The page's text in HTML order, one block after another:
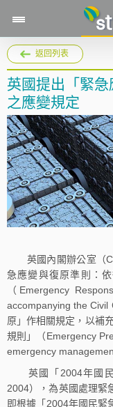
返回列表
英國提出「緊
之應變規定
英國內閣辦公室（
急應變與復原準則：
（Emergency
accompanying the Civil
原」作相關規定，以補
規則」（Emergency
emergency
英國「2004年國民
2004），為英國處理緊
即根據「2004年國民緊